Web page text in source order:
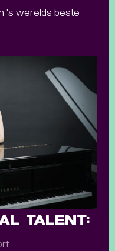
's werelds beste
TALENT: